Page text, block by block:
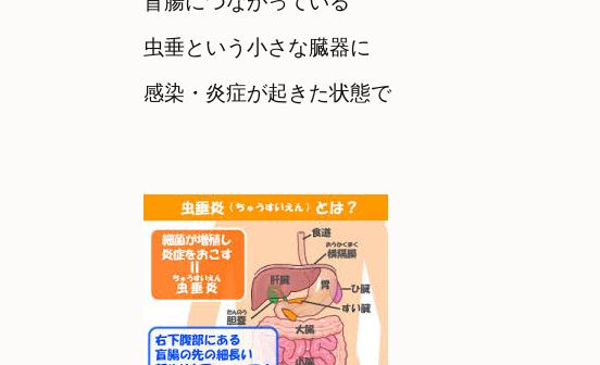
虫垂という小さな臓器に
感染・炎症が起きた状態で